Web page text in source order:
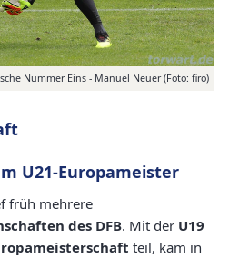
Nummer Eins - Manuel Neuer (Foto: firo)
U21-Europameister
früh mehrere
des DFB. Mit der U19
teil, kam in